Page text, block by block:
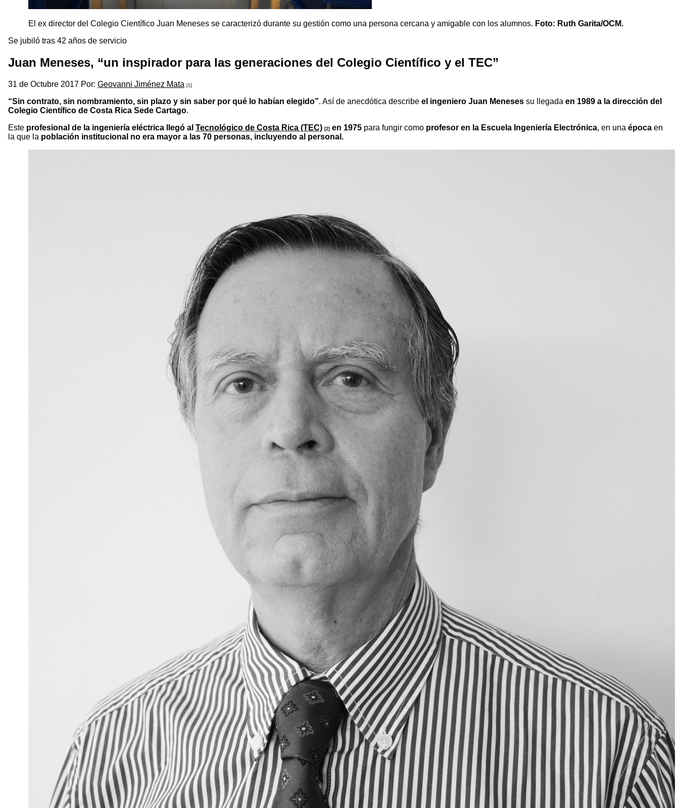
El ex director del Colegio Científico Juan Meneses se caracterizó durante su gestión como una persona cercana y amigable con los alumnos. Foto: Ruth Garita/OCM.
Se jubiló tras 42 años de servicio
Juan Meneses, “un inspirador para las generaciones del Colegio Científico y el TEC”
31 de Octubre 2017 Por: Geovanni Jiménez Mata [1]
“Sin contrato, sin nombramiento, sin plazo y sin saber por qué lo habían elegido”. Así de anecdótica describe el ingeniero Juan Meneses su llegada en 1989 a la dirección del
Colegio Científico de Costa Rica Sede Cartago.
Este profesional de la ingeniería eléctrica llegó al Tecnológico de Costa Rica (TEC) [2] en 1975 para fungir como profesor en la Escuela Ingeniería Electrónica, en una época en
la que la población institucional no era mayor a las 70 personas, incluyendo al personal.